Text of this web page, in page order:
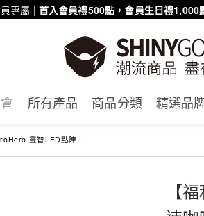
專屬 | 首入會員禮500點，會員生日禮1,000
所有產品 商品分類 精選品
玻璃金屬流速咖啡電子秤-商務胡桃木款
【